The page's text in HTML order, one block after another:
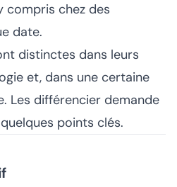
compris chez des
date.
distinctes dans leurs
et, dans une certaine
Les différencier demande
points clés.